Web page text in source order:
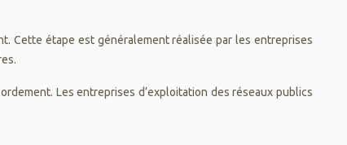
Cette étape est généralement réalisée par les entreprises
Les entreprises d’exploitation des réseaux publics